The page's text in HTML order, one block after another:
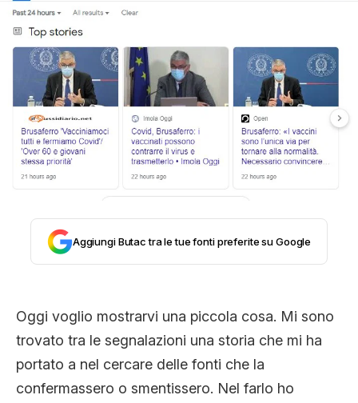
INTRATTENIMENTO
COMPLOTTI, LEGGENDE URBANE ED
EVERGREEN
TRUFFE E SOCIAL NETWORK
CLIMA ED ENERGIA
CONTATTI
Aggiungi Butac tra le tue fonti preferite su Google
Oggi voglio mostrarvi una piccola cosa. Mi sono
trovato tra le segnalazioni una storia che mi ha
portato a nel cercare delle fonti che la
confermassero o smentissero. Nel farlo ho